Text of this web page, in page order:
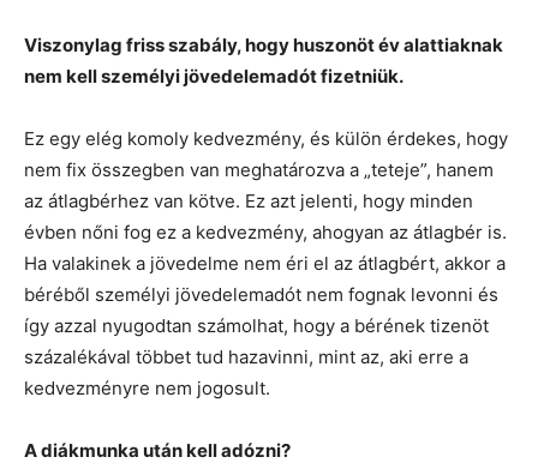
Viszonylag friss szabály, hogy huszonöt év alattiaknak
nem kell személyi jövedelemadót fizetniük.
Ez egy elég komoly kedvezmény, és külön érdekes, hogy
nem fix összegben van meghatározva a „teteje”, hanem
az átlagbérhez van kötve. Ez azt jelenti, hogy minden
évben nőni fog ez a kedvezmény, ahogyan az átlagbér is.
Ha valakinek a jövedelme nem éri el az átlagbért, akkor a
béréből személyi jövedelemadót nem fognak levonni és
így azzal nyugodtan számolhat, hogy a bérének tizenöt
százalékával többet tud hazavinni, mint az, aki erre a
kedvezményre nem jogosult.
A diákmunka után kell adózni?